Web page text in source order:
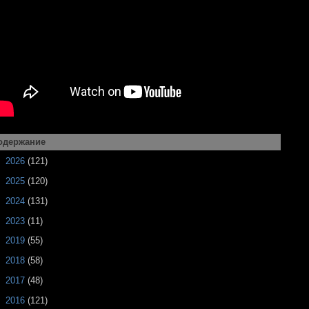
2026(121)
2025(120)
2024(131)
2023(11)
2019(55)
2018(58)
2017(48)
2016(121)